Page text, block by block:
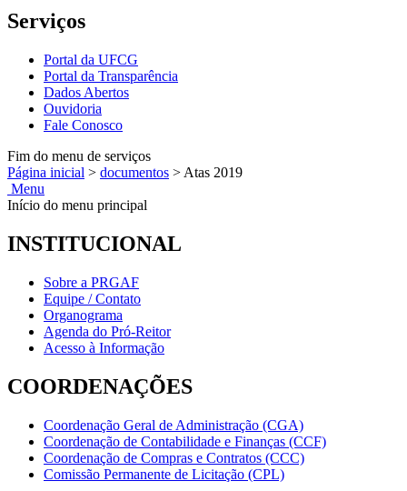
Serviços
Portal da UFCG
Portal da Transparência
Dados Abertos
Ouvidoria
Fale Conosco
Fim do menu de serviços
Página inicial > documentos > Atas 2019
Menu
Início do menu principal
INSTITUCIONAL
Sobre a PRGAF
Equipe / Contato
Organograma
Agenda do Pró-Reitor
Acesso à Informação
COORDENAÇÕES
Coordenação Geral de Administração (CGA)
Coordenação de Contabilidade e Finanças (CCF)
Coordenação de Compras e Contratos (CCC)
Comissão Permanente de Licitação (CPL)